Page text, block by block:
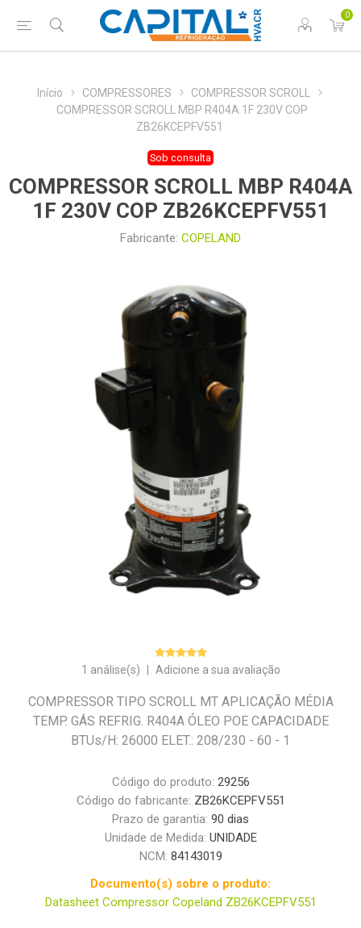
0
Início COMPRESSORES
COMPRESSOR SCROLL
COMPRESSOR SCROLL MBP R404A 1F 230V COP
ZB26KCEPFV551
Sob consulta
COMPRESSOR SCROLL MBP R404A
1F 230V COP ZB26KCEPFV551
Fabricante: COPELAND
1 análise(s) Adicione a sua avaliação
COMPRESSOR TIPO SCROLL MT APLICAÇÃO MÉDIA
TEMP. GÁS REFRIG. R404A ÓLEO POE CAPACIDADE
BTUs/H: 26000 ELET.: 208/230 - 60 - 1
Código do produto: 29256
Código do fabricante: ZB26KCEPFV551
Prazo de garantia: 90 dias
Unidade de Medida: UNIDADE
NCM: 84143019
Documento(s) sobre o produto:
Datasheet Compressor Copeland ZB26KCEPFV551